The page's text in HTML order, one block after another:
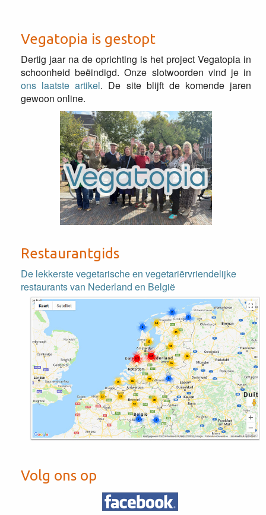
Vegatopia is gestopt
Dertig jaar na de oprichting is het project Vegatopia in
schoonheid beëindigd. Onze slotwoorden vind je in
ons laatste artikel. De site blijft de komende jaren
gewoon online.
Restaurantgids
De lekkerste vegetarische en vegetariërvriendelijke
restaurants van Nederland en België
Volg ons op